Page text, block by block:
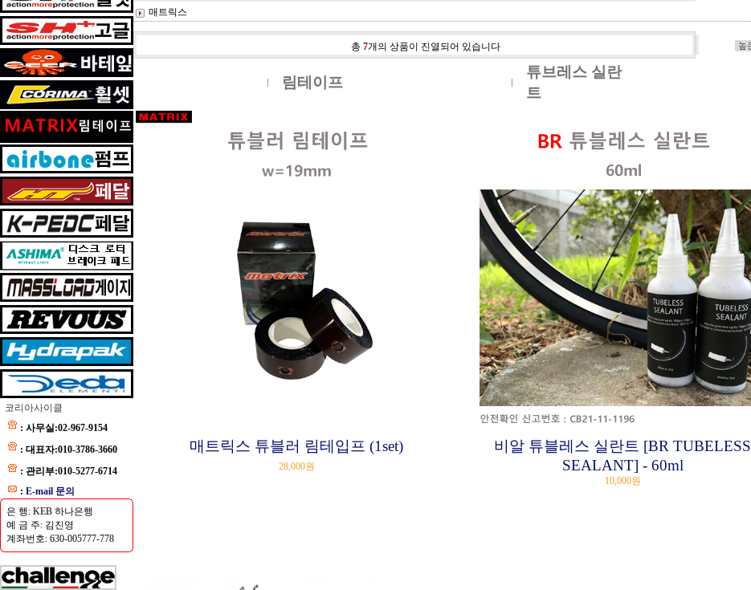
코리아사이클
: 사무실:02-967-9154
: 대표자:010-3786-3660
: 관리부:010-5277-6714
: E-mail 문의
은 행: KEB 하나은행
예 금 주: 김진영
계좌번호: 630-005777-778
매트릭스
총 7개의 상품이 진열되어 있습니다
림테이프
튜브레스 실란
트
매트릭스 튜블러 림테입프 (1set)
28,000원
비알 튜블레스 실란트 [BR TUBELESS
SEALANT] - 60ml
10,000원